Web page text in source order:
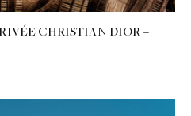
CHRISTIAN DIOR –